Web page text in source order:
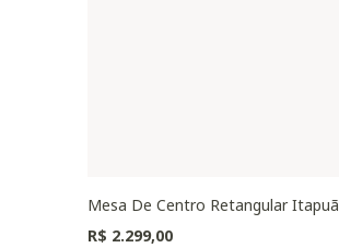
Mesa De Centro Retangular Itapuã
R$ 2.299,00